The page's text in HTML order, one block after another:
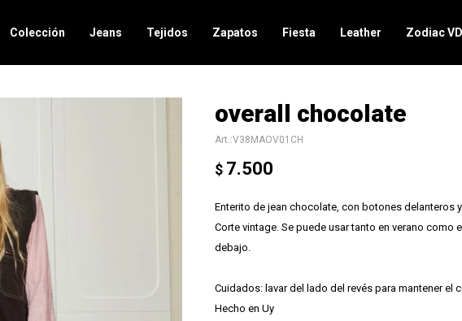
Colección Jeans Tejidos Zapatos Fiesta Leather Zodiac
overall chocolate
V38MAOV01CH
$ 7.500
Enterito de jean chocolate, con botones delanteros
Corte vintage. Se puede usar tanto en verano como
debajo.
Cuidados: lavar del lado del revés para mantener el
Hecho en Uy